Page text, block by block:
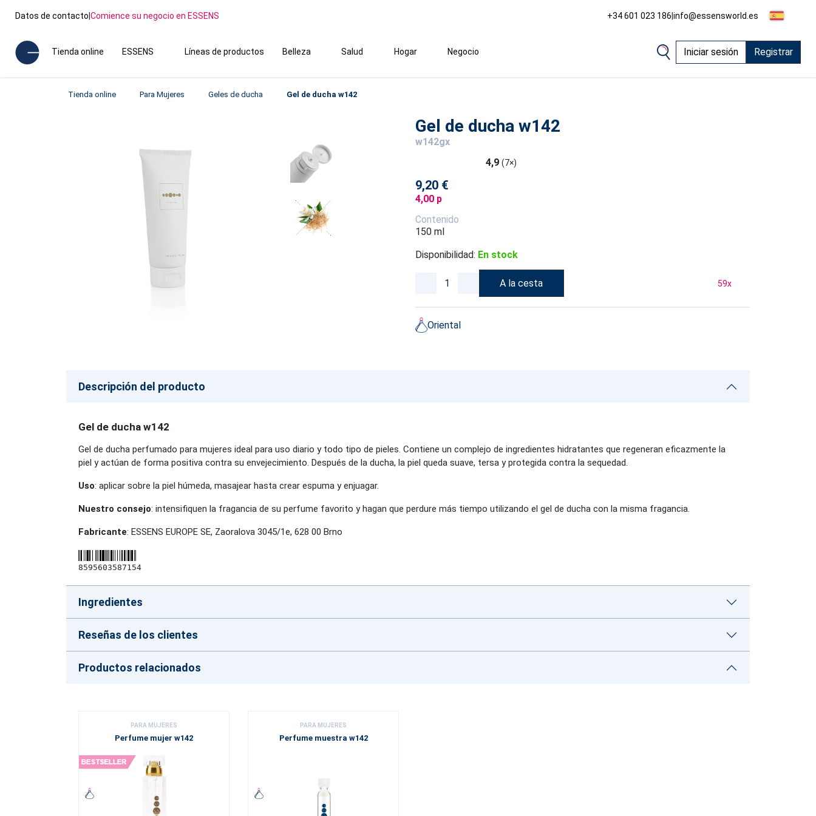
Datos de contacto|Comience su negocio en ESSENS +34 601 023 186|info@essensworld.es
Tienda online ESSENS Líneas de productos Belleza Salud Hogar Negocio Iniciar sesión Registrar
Tienda online Para Mujeres Geles de ducha Gel de ducha w142
Gel de ducha w142
w142gx
4,9 (7×)
9,20 €
4,00 p
Contenido
150 ml
Disponibilidad: En stock
A la cesta 59x
Oriental
Descripción del producto
Gel de ducha w142
Gel de ducha perfumado para mujeres ideal para uso diario y todo tipo de pieles. Contiene un complejo de ingredientes hidratantes que regeneran eficazmente la
piel y actúan de forma positiva contra su envejecimiento. Después de la ducha, la piel queda suave, tersa y protegida contra la sequedad.
Uso: aplicar sobre la piel húmeda, masajear hasta crear espuma y enjuagar.
Nuestro consejo: intensifiquen la fragancia de su perfume favorito y hagan que perdure más tiempo utilizando el gel de ducha con la misma fragancia.
Fabricante: ESSENS EUROPE SE, Zaoralova 3045/1e, 628 00 Brno
8595603587154
Ingredientes
Reseñas de los clientes
Productos relacionados
PARA MUJERES
Perfume mujer w142
PARA MUJERES
Perfume muestra w142